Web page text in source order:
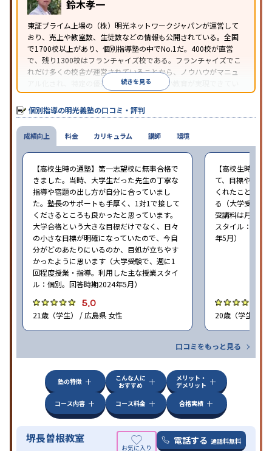
り
※2023年3月調査。小学校高学年の個別指導塾アンケート調査方法を参
鈴木孝一
東証プライム上場の（株）明光ネットワークジャパンが運営して
おり、売上や教室数、生徒数などの情報も公開されている。全国
で1700校以上があり、個別指導塾の中でNo.1だ。400校が直営
で、残り1300校はフランチャイズ校である。フランチャイズでこ
れだけ多くの校舎が運営されていることから、ノウハウがマニュ
アル化され、特定の優秀な人材に依存しない教育が実現できてい
ることが推測される。
続きを見る
個別指導の明光義塾の口コミ・評判
成績向上
【高校生時の通塾】第一志望校に無事合格で
きました。当時、大学生だった先生の丁寧な
指導や宿題の出し方が自分に合っていまし
た。塾長のサポートも手厚く、1対1で接して
くださるところも良かったと思っています。
大学合格という大きな目標だけでなく、日々
の小さな目標が明確になっていたので、今自
分がどのあたりにいるのか、目処が立ちやす
かったように思います（大学受験で、週に1
回程度授業・指導。利用した主な授業スタイ
ル：個別。回答時期2024年5月）
5.0
21歳（学生） / 広島県 女性
【高校生時の通
て、目標や勉強
くれたことが、
る（大学受験で
受講料は月
スタイル：個別
年5月）
20歳（学生） /
口コミをもっと見る
料金 カリキュラム 講師 環境
塾の特徴
こんな人に
おすすめ
メリット・
デメリット
コース内容
コース料金 合格実績
堺長曽根教室 電話する 通話料無料